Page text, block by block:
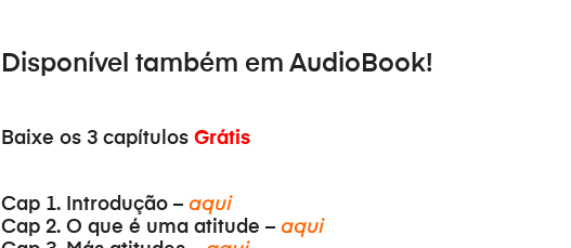
Disponível também em AudioBook!
Baixe os 3 capítulos Grátis
Cap 1. Introdução – aqui
Cap 2. O que é uma atitude – aqui